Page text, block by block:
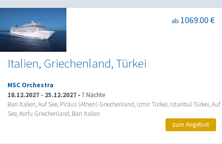
Italien, Griechenland, Türkei
ab 1069.00 €
MSC Orchestra
18.12.2027 - 25.12.2027 • 7 Nächte
Bari Italien, Auf See, Piräus (Athen) Griechenland, Izmir Türkei, Istanbul Türkei, Auf
See, Korfu Griechenland, Bari Italien
zum Angebot